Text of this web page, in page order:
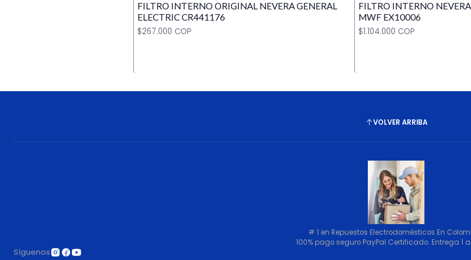
Cantidad Cantidad
FILTRO INTERNO ORIGINAL NEVERA GENERAL
ELECTRIC CR441176
$267.000 COP
FILTRO INTERNO
MWF EX10006
$1.104.000 COP
VOLVER ARRIBA
# 1 en Repuestos Electrodomésticos En
100% pago seguro PayPal Certificado. Entrega 1
Síguenos